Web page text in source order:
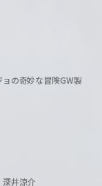
ョの奇妙な冒険GW製
井涼介